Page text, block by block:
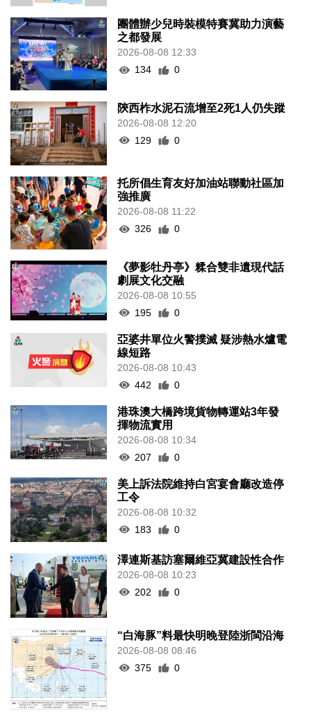
團體辦少兒時裝模特賽冀助力演藝
之都發展
2026-08-08 12:33
134
0
陝西柞水泥石流增至2死1人仍失蹤
2026-08-08 12:20
129
0
托所倡生育友好加油站聯動社區加
強推廣
2026-08-08 11:22
326
0
《夢影牡丹亭》糅合雙非遺現代話
劇展文化交融
2026-08-08 10:55
195
0
亞婆井單位火警撲滅 疑涉熱水爐電
線短路
2026-08-08 10:43
442
0
港珠澳大橋跨境貨物轉運站3年發
揮物流實用
2026-08-08 10:34
207
0
美上訴法院維持白宮宴會廳改造停
工令
2026-08-08 10:32
183
0
澤連斯基訪塞爾維亞冀建設性合作
2026-08-08 10:23
202
0
“白海豚”料最快明晚登陸浙閩沿海
2026-08-08 08:46
375
0